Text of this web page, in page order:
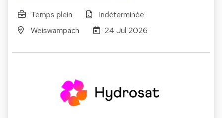
Temps plein
Indéterminée
Weiswampach
24 Jul 2026